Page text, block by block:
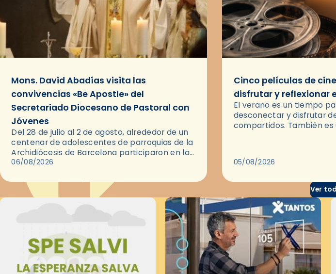
Mons. David Abadías visita las
convivencias «Be Apostle» del
Secretariado Diocesano de Pastoral con
Jóvenes
Del 28 de julio al 2 de agosto, alrededor de un
centenar de adolescentes de parroquias de la
Archidiócesis de Barcelona participaron en las
convivencias Be Apostle, organizadas por el
06/08/2026
Cinco películas de
disfrutar y reflexionar
El verano es un tiempo
desconectar y disfrutar
compartidos. También
05/08/2026
Ver